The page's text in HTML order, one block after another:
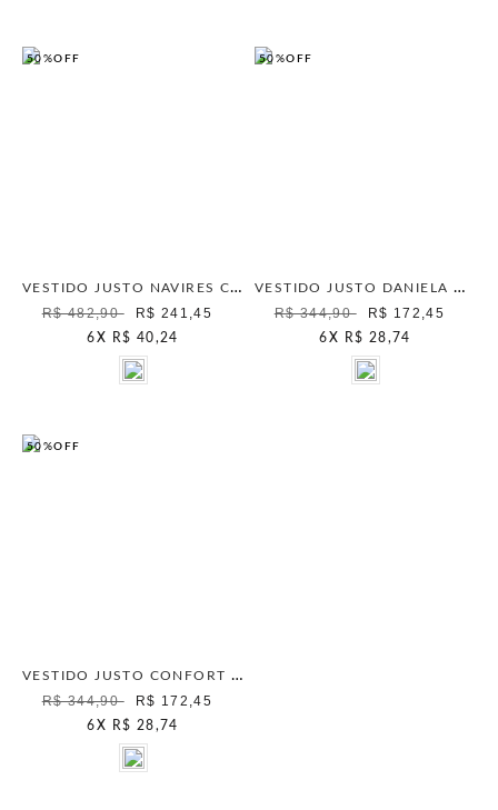
50%OFF
VESTIDO JUSTO NAVIRES CYBER LIME
R$ 482,90
R$ 241,45
6 X R$ 40,24
50%OFF
VESTIDO JUSTO DANIELA CYBER LIME
R$ 344,90
R$ 172,45
6 X R$ 28,74
50%OFF
VESTIDO JUSTO CONFORT GLAM VERDE ALGA
R$ 344,90
R$ 172,45
6 X R$ 28,74